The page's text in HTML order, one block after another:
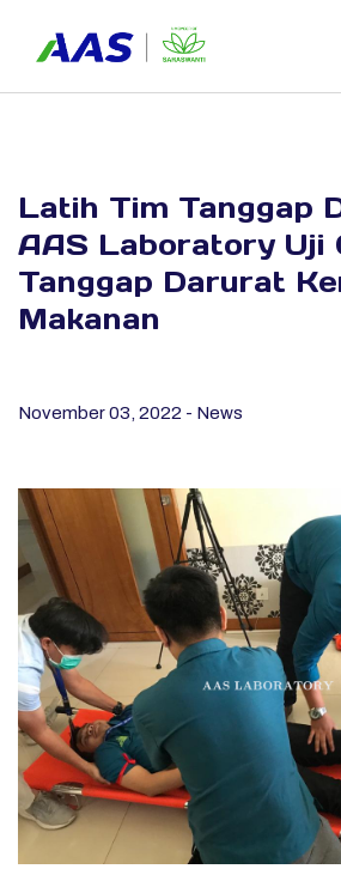
Latih Tim Tanggap
AAS Laboratory Uji
Tanggap Darurat
Makanan
November 03, 2022 - News